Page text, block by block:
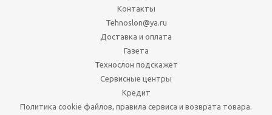
Контакты
Tehnoslon@ya.ru
Доставка и оплата
Газета
Технослон подскажет
Сервисные центры
Кредит
Политика cookie файлов, правила сервиса и возврата товара.